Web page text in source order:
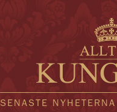
SENASTE